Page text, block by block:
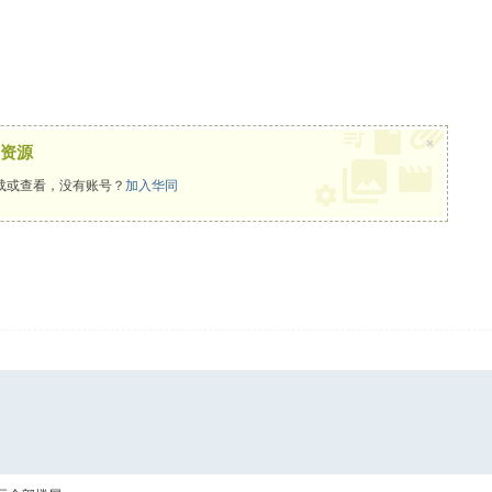
源
或查看，没有账号？ 加入华同
×